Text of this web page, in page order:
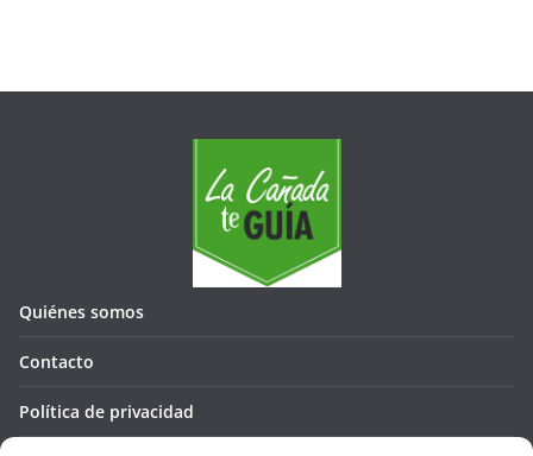
Quiénes somos
Contacto
Política de privacidad